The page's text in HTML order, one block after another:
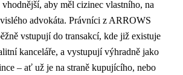
aby měl cizinec vlastního, na
advokáta. Právníci z ARROWS
vstupují do transakcí, kde již existuje
kanceláře, a vystupují výhradně jako
– ať už je na straně kupujícího, nebo